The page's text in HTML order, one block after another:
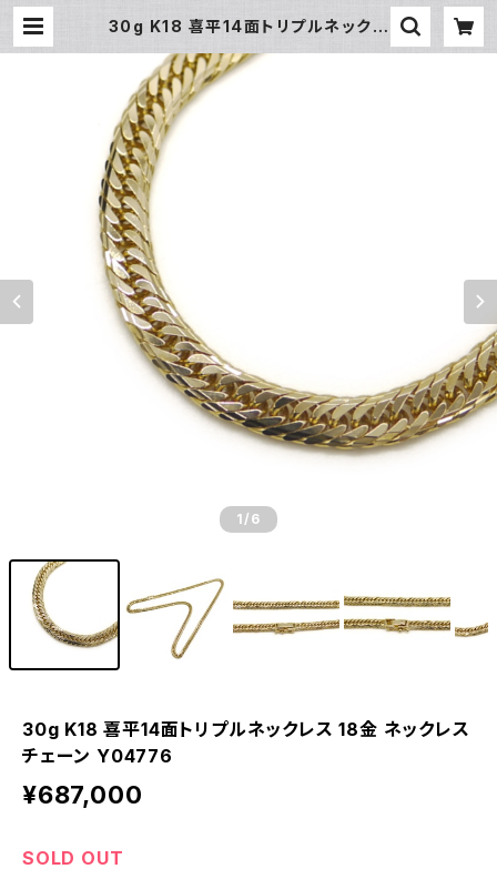
30g K18 喜平14面トリプルネックレ
6 | 大和屋質店 前橋三俣店
1 /6
30g K18 喜平14面トリプルネックレス 18金 ネックレス
チェーン Y04776
¥687,000
SOLD OUT